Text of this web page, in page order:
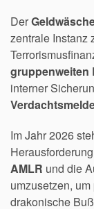
Der
zentrale Instanz
gruppenweiten
interner
Im Jahr 2026
AMLR und die
umzusetzen,
drakonische